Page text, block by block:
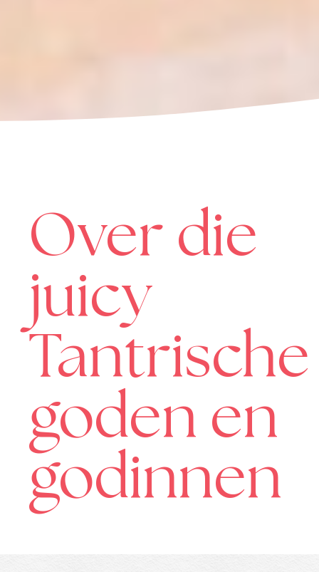
Over die
juicy
Tantrische
goden en
godinnen